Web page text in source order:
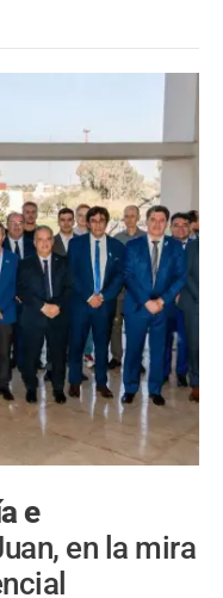
e
en la mira